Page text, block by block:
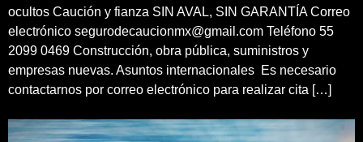
ocultos Caución y fianza SIN AVAL, SIN GARANTÍA Correo
electrónico segurodecaucionmx@gmail.com Teléfono 55
2099 0469 Construcción, obra pública, suministros y
empresas nuevas. Asuntos internacionales Es necesario
contactarnos por correo electrónico para realizar cita […]